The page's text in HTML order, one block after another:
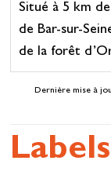
Situé à 5 km
de Bar-sur-
de la forêt
Dernière mise à
Labels